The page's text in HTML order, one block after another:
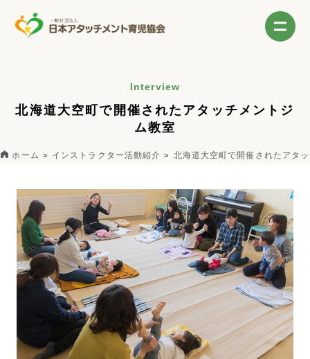
Interview
北海道大空町で開催されたアタッチメントジ
ム教室
ホーム インストラクター活動紹介 北海道大空町で開催されたアタ